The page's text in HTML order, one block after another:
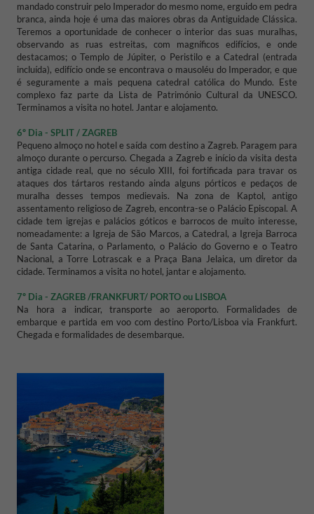
mandado construir pelo Imperador do mesmo nome, erguido em pedra
branca, ainda hoje é uma das maiores obras da Antiguidade Clássica.
Teremos a oportunidade de conhecer o interior das suas muralhas,
observando as ruas estreitas, com magníficos edifícios, e onde
destacamos; o Templo de Júpiter, o Peristilo e a Catedral (entrada
incluída), edifício onde se encontrava o mausoléu do Imperador, e que
é seguramente a mais pequena catedral católica do Mundo. Este
complexo faz parte da Lista de Património Cultural da UNESCO.
Terminamos a visita no hotel. Jantar e alojamento.
6º Dia - SPLIT / ZAGREB
Pequeno almoço no hotel e saída com destino a Zagreb. Paragem para
almoço durante o percurso.Chegada a Zagreb e início da visita desta
antiga cidade real, que no século XIII, foi fortificada para travar os
ataques dos tártaros restando ainda alguns pórticos e pedaços de
muralha desses tempos medievais. Na zona de Kaptol, antigo
assentamento religioso de Zagreb, encontra-se o Palácio Episcopal. A
cidade tem igrejas e palácios góticos e barrocos de muito interesse,
nomeadamente: a Igreja de São Marcos, a Catedral, a Igreja Barroca
de Santa Catarina, o Parlamento, o Palácio do Governo e o Teatro
Nacional, a Torre Lotrascak e a Praça Bana Jelaica, um diretor da
cidade. Terminamos a visita no hotel, jantar e alojamento.
7º Dia - ZAGREB /FRANKFURT/ PORTO ou LISBOA
Na hora a indicar, transporte ao aeroporto. Formalidades de
embarque e partida em voo com destino Porto/Lisboa via Frankfurt.
Chegada e formalidades de desembarque.